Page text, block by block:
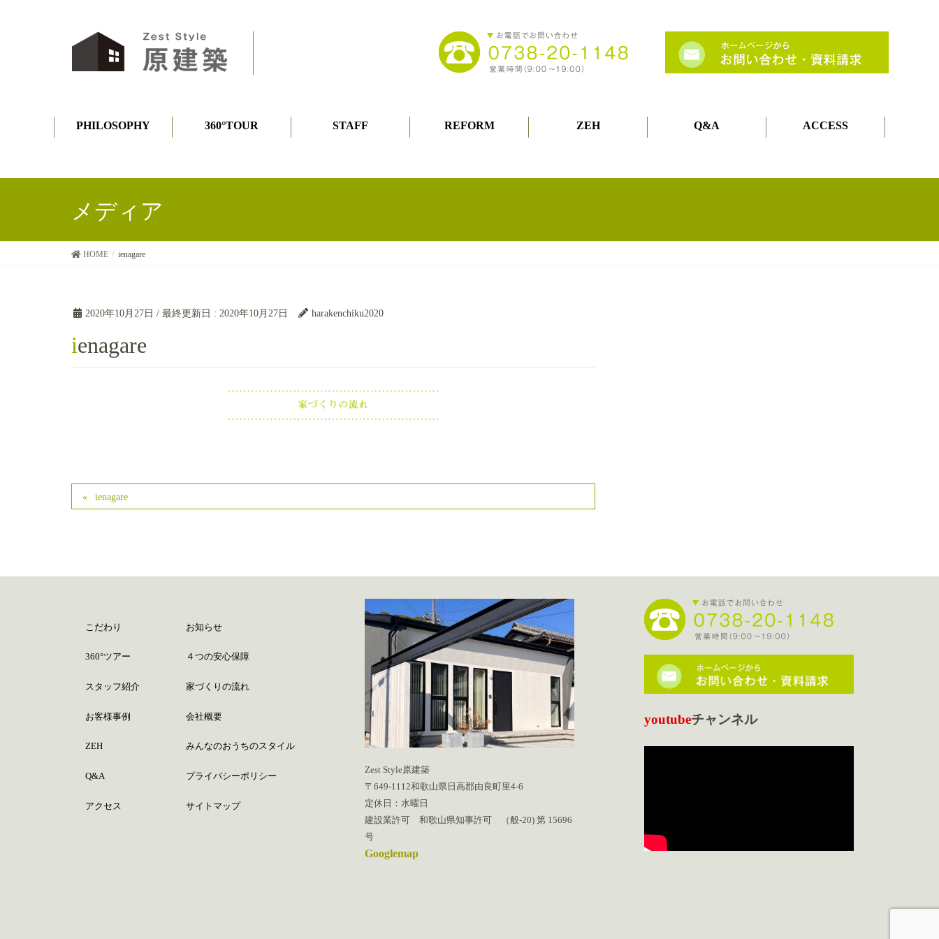
PHILOSOPHY 360°TOUR STAFF REFORM ZEH Q&A ACCESS
メディア
HOME ienagare
2020年10月27日 / 最終更新日 : 2020年10月27日 harakenchiku2020
ienagare
ienagare
こだわり
360°ツアー
スタッフ紹介
お客様事例
ZEH
Q&A
アクセス
お知らせ
４つの安心保障
家づくりの流れ
会社概要
みんなのおうちのスタイル
プライバシーポリシー
サイトマップ
Zest Style原建築
〒649-1112和歌山県日高郡由良町里4-6
定休日：水曜日
建設業許可 和歌山県知事許可 （般-20) 第 15696
号
Googlemap
youtubeチャンネル